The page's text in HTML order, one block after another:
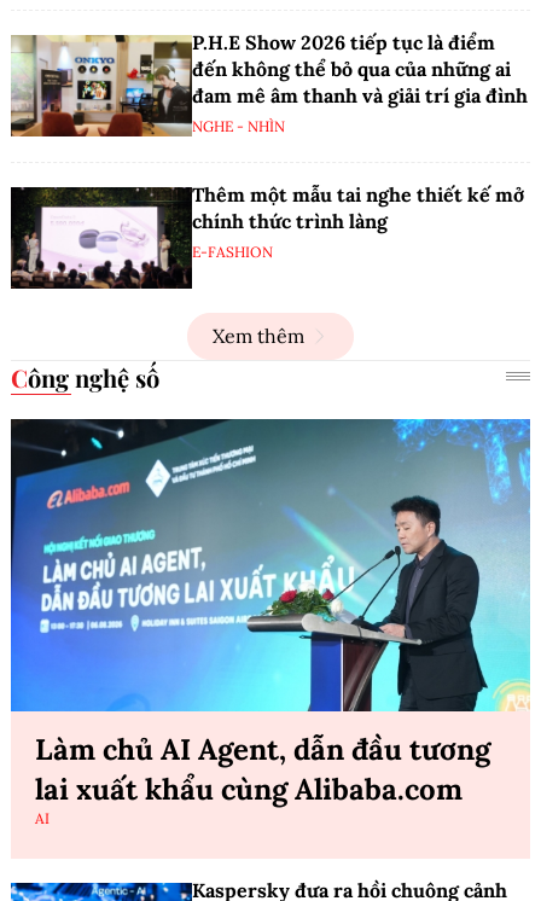
P.H.E Show 2026 tiếp tục là điểm
đến không thể bỏ qua của những ai
đam mê âm thanh và giải trí gia đình
NGHE - NHÌN
Thêm một mẫu tai nghe thiết kế mở
chính thức trình làng
E-FASHION
Xem thêm
Công nghệ số
Làm chủ AI Agent, dẫn đầu tương
lai xuất khẩu cùng Alibaba.com
AI
Kaspersky đưa ra hồi chuông cảnh